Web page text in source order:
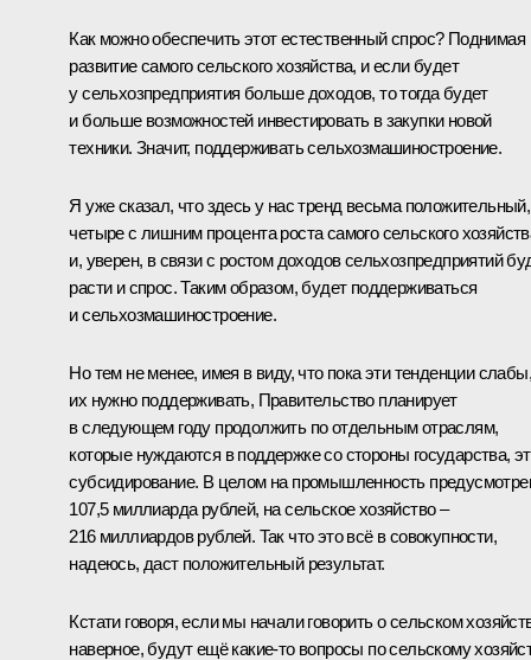
Как можно обеспечить этот естественный спрос? Поднимая
развитие самого сельского хозяйства, и если будет
у сельхозпредприятия больше доходов, то тогда будет
и больше возможностей инвестировать в закупки новой
техники. Значит, поддерживать сельхозмашиностроение.
Я уже сказал, что здесь у нас тренд весьма положительный,
четыре с лишним процента роста самого сельского
и, уверен, в связи с ростом доходов сельхозпредприятий
расти и спрос. Таким образом, будет поддерживаться
и сельхозмашиностроение.
Но тем не менее, имея в виду, что пока эти тенденции слабы,
их нужно поддерживать, Правительство планирует
в следующем году продолжить по отдельным отраслям,
которые нуждаются в поддержке со стороны государства,
субсидирование. В целом на промышленность
107,5 миллиарда рублей, на сельское хозяйство –
216 миллиардов рублей. Так что это всё в совокупности,
надеюсь, даст положительный результат.
Кстати говоря, если мы начали говорить о сельском
наверное, будут ещё какие-то вопросы по сельскому